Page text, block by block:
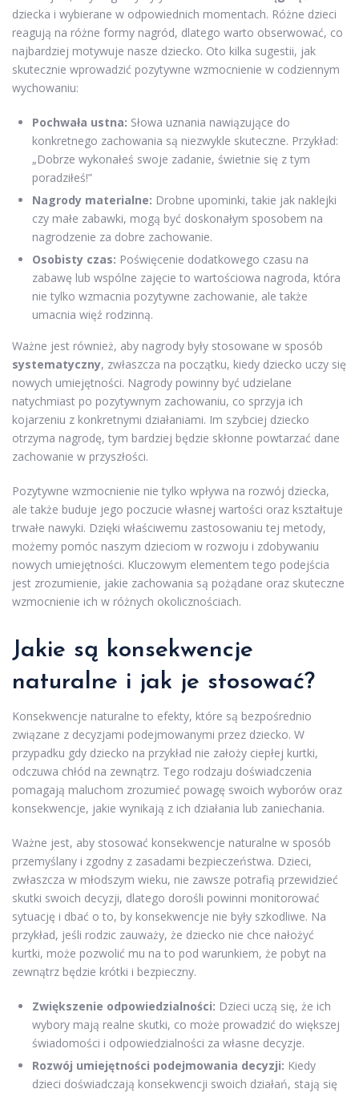
dziecka i wybierane w odpowiednich momentach. Różne dzieci
reagują na różne formy nagród, dlatego warto obserwować, co
najbardziej motywuje nasze dziecko. Oto kilka sugestii, jak
skutecznie wprowadzić pozytywne wzmocnienie w codziennym
wychowaniu:
Pochwała ustna: Słowa uznania nawiązujące do
konkretnego zachowania są niezwykle skuteczne. Przykład:
„Dobrze wykonałeś swoje zadanie, świetnie się z tym
poradziłeś!”
Nagrody materialne: Drobne upominki, takie jak naklejki
czy małe zabawki, mogą być doskonałym sposobem na
nagrodzenie za dobre zachowanie.
Osobisty czas: Poświęcenie dodatkowego czasu na
zabawę lub wspólne zajęcie to wartościowa nagroda, która
nie tylko wzmacnia pozytywne zachowanie, ale także
umacnia więź rodzinną.
Ważne jest również, aby nagrody były stosowane w sposób
systematyczny, zwłaszcza na początku, kiedy dziecko uczy się
nowych umiejętności. Nagrody powinny być udzielane
natychmiast po pozytywnym zachowaniu, co sprzyja ich
kojarzeniu z konkretnymi działaniami. Im szybciej dziecko
otrzyma nagrodę, tym bardziej będzie skłonne powtarzać dane
zachowanie w przyszłości.
Pozytywne wzmocnienie nie tylko wpływa na rozwój dziecka,
ale także buduje jego poczucie własnej wartości oraz kształtuje
trwałe nawyki. Dzięki właściwemu zastosowaniu tej metody,
możemy pomóc naszym dzieciom w rozwoju i zdobywaniu
nowych umiejętności. Kluczowym elementem tego podejścia
jest zrozumienie, jakie zachowania są pożądane oraz skuteczne
wzmocnienie ich w różnych okolicznościach.
Jakie są konsekwencje
naturalne i jak je stosować?
Konsekwencje naturalne to efekty, które są bezpośrednio
związane z decyzjami podejmowanymi przez dziecko. W
przypadku gdy dziecko na przykład nie założy ciepłej kurtki,
odczuwa chłód na zewnątrz. Tego rodzaju doświadczenia
pomagają maluchom zrozumieć powagę swoich wyborów oraz
konsekwencje, jakie wynikają z ich działania lub zaniechania.
Ważne jest, aby stosować konsekwencje naturalne w sposób
przemyślany i zgodny z zasadami bezpieczeństwa. Dzieci,
zwłaszcza w młodszym wieku, nie zawsze potrafią przewidzieć
skutki swoich decyzji, dlatego dorośli powinni monitorować
sytuację i dbać o to, by konsekwencje nie były szkodliwe. Na
przykład, jeśli rodzic zauważy, że dziecko nie chce nałożyć
kurtki, może pozwolić mu na to pod warunkiem, że pobyt na
zewnątrz będzie krótki i bezpieczny.
Zwiększenie odpowiedzialności: Dzieci uczą się, że ich
wybory mają realne skutki, co może prowadzić do większej
świadomości i odpowiedzialności za własne decyzje.
Rozwój umiejętności podejmowania decyzji: Kiedy
dzieci doświadczają konsekwencji swoich działań, stają się